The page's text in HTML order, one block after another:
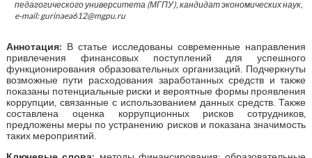
педагогического университета (МГПУ), кандидат экономических наук,
e-mail: gurinaea612@mgpu.ru
Аннотация: В статье исследованы современные направления
привлечения финансовых поступлений для успешного
функционирования образовательных организаций. Подчеркнуты
возможные пути расходования заработанных средств и также
показаны потенциальные риски и вероятные формы проявления
коррупции, связанные с использованием данных средств. Также
составлена оценка коррупционных рисков сотрудников,
предложены меры по устранению рисков и показана значимость
таких мероприятий.